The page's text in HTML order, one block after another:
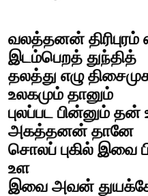
வலத்தனன்
இடம்பெறத் துந்தித்
தலத்து எழு
உலகமும் தானும்
புலப்பட பின்னும்
அகத்தனன் தானே
சொலப் புகில் இவை
உள
இவை அவன்